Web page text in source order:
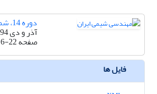
دوره 14، شماره 82
آذر و دی 1394
صفحه6-22
فایل ها